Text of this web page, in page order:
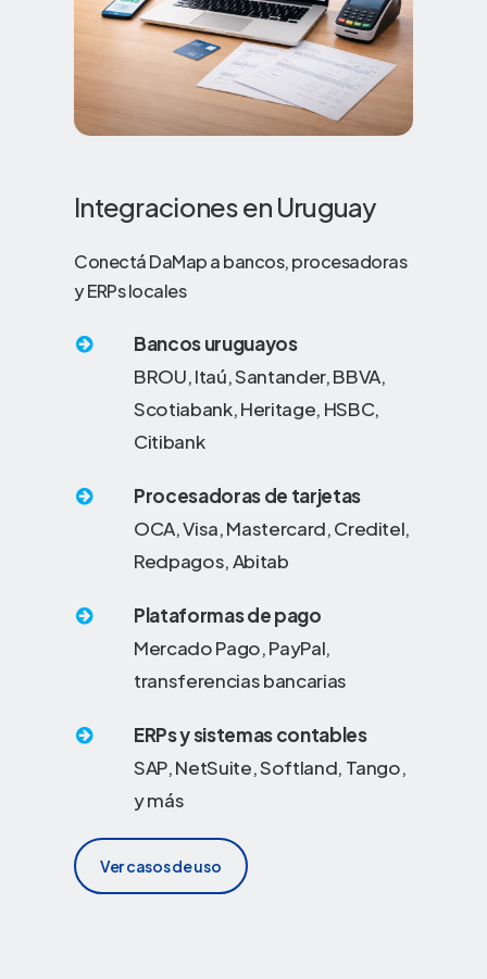
Integraciones en Uruguay
Conectá DaMap a bancos, procesadoras
y ERPs locales
Bancos uruguayos
BROU, Itaú, Santander, BBVA,
Scotiabank, Heritage, HSBC,
Citibank
Procesadoras de tarjetas
OCA, Visa, Mastercard, Creditel,
Redpagos, Abitab
Plataformas de pago
Mercado Pago, PayPal,
transferencias bancarias
ERPs y sistemas contables
SAP, NetSuite, Softland, Tango,
y más
Ver casos de uso